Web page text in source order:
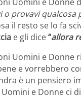
o provavi qualcosa
il resto se lo fa
e gli dice“allora
Uomini e Donne
e vorrebbero
è un pensiero
e Donne ci